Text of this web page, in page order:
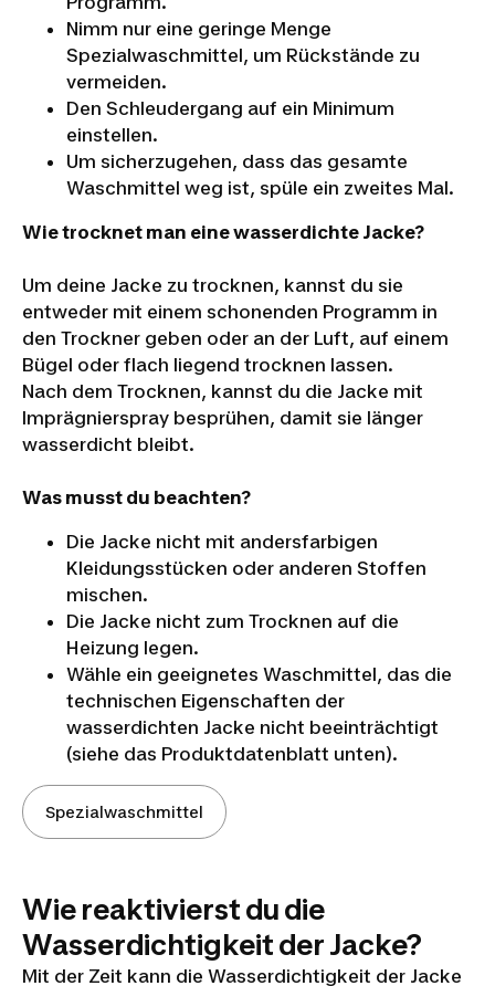
Nimm nur eine geringe Menge
Spezialwaschmittel, um Rückstände zu
vermeiden.
Den Schleudergang auf ein Minimum
einstellen.
Um sicherzugehen, dass das gesamte
Waschmittel weg ist, spüle ein zweites Mal.
Wie trocknet man eine wasserdichte Jacke?
Um deine Jacke zu trocknen, kannst du sie
entweder mit einem schonenden Programm in
den Trockner geben oder an der Luft, auf einem
Bügel oder flach liegend trocknen lassen.
Nach dem Trocknen, kannst du die Jacke mit
Imprägnierspray besprühen, damit sie länger
wasserdicht bleibt.
Was musst du beachten?
Die Jacke nicht mit andersfarbigen
Kleidungsstücken oder anderen Stoffen
mischen.
Die Jacke nicht zum Trocknen auf die
Heizung legen.
Wähle ein geeignetes Waschmittel, das die
technischen Eigenschaften der
wasserdichten Jacke nicht beeinträchtigt
(siehe das Produktdatenblatt unten).
Spezialwaschmittel
Wie reaktivierst du die
Wasserdichtigkeit der Jacke?
Mit der Zeit kann die Wasserdichtigkeit der Jacke